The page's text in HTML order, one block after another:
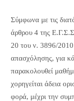
Σύμφωνα με τις
άρθρου 4 της
20 του ν. 3896/2010
απασχόλησης, για
παρακολουθεί
χορηγείται άδεια
φορά, μέχρι την